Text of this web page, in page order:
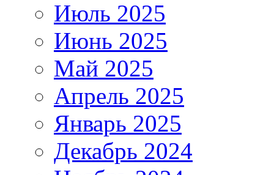
Июль 2025
Июнь 2025
Май 2025
Апрель 2025
Январь 2025
Декабрь 2024